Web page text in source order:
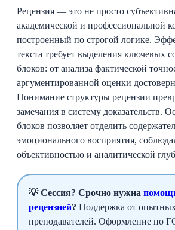
Рецензия — это не просто
академической и профессиональной
построенный по строгой логике.
текста требует выделения ключевых
блоков: от анализа фактической
аргументированной оценки
Понимание структуры рецензии
замечания в систему доказательств.
блоков позволяет отделить
эмоционального восприятия,
объективностью и аналитической
💡 Сессия? Срочно нужна
рецензией? Поддержка от
преподавателей. Оформление по